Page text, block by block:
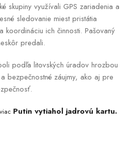
skupiny využívali GPS zariadenia a
sledovanie miest pristátia
ich činnosti. Pašovaný
predali.
podľa litovských úradov hrozbou
bezpečnostné záujmy, ako aj pre
Putin vytiahol jadrovú kartu.